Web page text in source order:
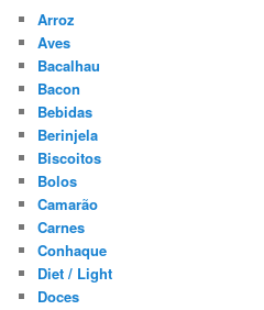
Arroz
Aves
Bacalhau
Bacon
Bebidas
Berinjela
Biscoitos
Bolos
Camarão
Carnes
Conhaque
Diet / Light
Doces